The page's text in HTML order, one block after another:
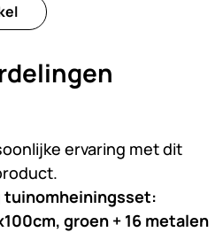
ervaring met dit
tuinomheiningsset:
groen + 16 metalen